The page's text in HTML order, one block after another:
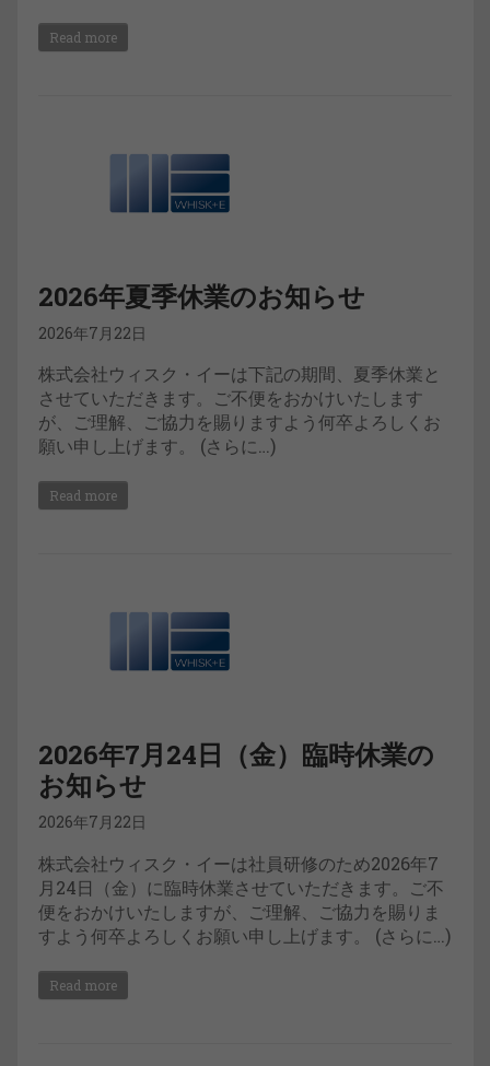
Read more
2026年夏季休業のお知らせ
2026年7月22日
株式会社ウィスク・イーは下記の期間、夏季休業と
させていただきます。ご不便をおかけいたします
が、ご理解、ご協力を賜りますよう何卒よろしくお
願い申し上げます。 (さらに…)
Read more
2026年7月24日（金）臨時休業の
お知らせ
2026年7月22日
株式会社ウィスク・イーは社員研修のため2026年7
月24日（金）に臨時休業させていただきます。ご不
便をおかけいたしますが、ご理解、ご協力を賜りま
すよう何卒よろしくお願い申し上げます。 (さらに…)
Read more